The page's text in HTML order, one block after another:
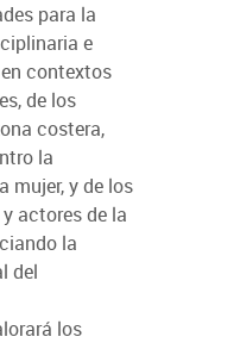
para la
e
contextos
de los
costera,
la
mujer, y de los
actores de la
la
del
los